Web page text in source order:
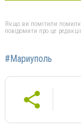
Якщо ви помітили
повідомити про це
#Мариуполь